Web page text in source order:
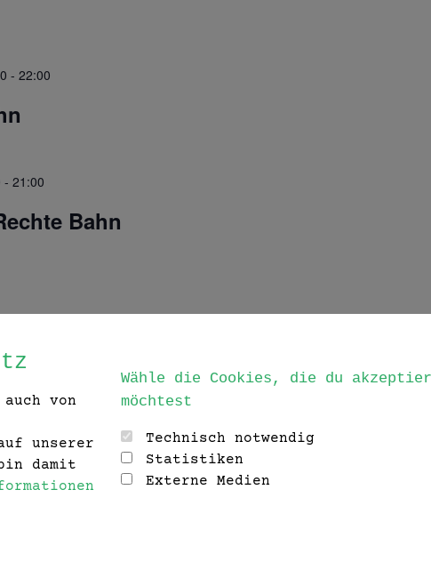
-22:00
-21:00
Bahn
von
unserer
damit
Wähle die Cookies, die du
möchtest
Technisch notwendig
Statistiken
Externe Medien